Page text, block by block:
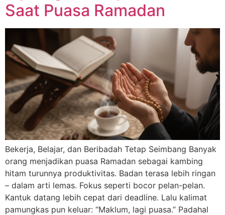
Saat Puasa Ramadan
Bekerja, Belajar, dan Beribadah Tetap Seimbang Banyak
orang menjadikan puasa Ramadan sebagai kambing
hitam turunnya produktivitas. Badan terasa lebih ringan
– dalam arti lemas. Fokus seperti bocor pelan-pelan.
Kantuk datang lebih cepat dari deadline. Lalu kalimat
pamungkas pun keluar: “Maklum, lagi puasa.” Padahal